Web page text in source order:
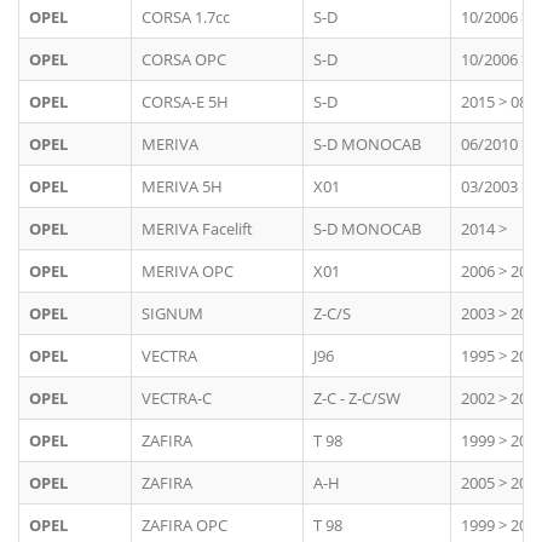
OPEL CORSA 1.7cc S-D
10/2006 >
OPEL
CORSA OPC S-D
10/2006 >
OPEL
CORSA-E 5H S-D
2015 > 08/
OPEL
MERIVA S-D MONOCAB
06/2010 >
OPEL
MERIVA 5H X01
03/2003 >
OPEL
MERIVA Facelift S-D MONOCAB
2014 >
OPEL
MERIVA OPC X01
2006 >
OPEL
SIGNUM Z-C/S
2003 >
OPEL
VECTRA J96
1995 >
OPEL
VECTRA-C Z-C - Z-C/SW
2002 >
OPEL
ZAFIRA T 98
1999 >
OPEL
ZAFIRA A-H
2005 >
OPEL
ZAFIRA OPC T 98 1999 >